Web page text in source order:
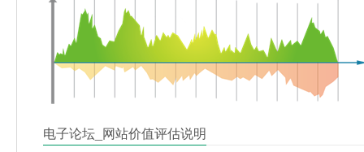
电子论坛_网站价值评估说明